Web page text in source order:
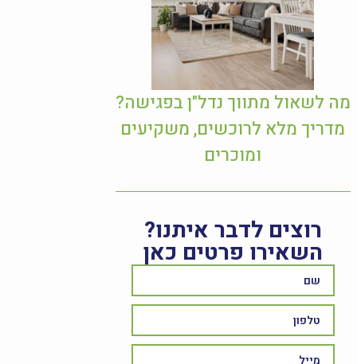
מה לשאול מתווך נדל"ן בפגישה?
מדריך מלא לרוכשים, משקיעים
ומוכרים
רוצים לדבר איתנו?
השאירו פרטים כאן